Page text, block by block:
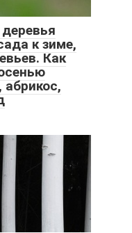
к зиме,
Как
абрикос,